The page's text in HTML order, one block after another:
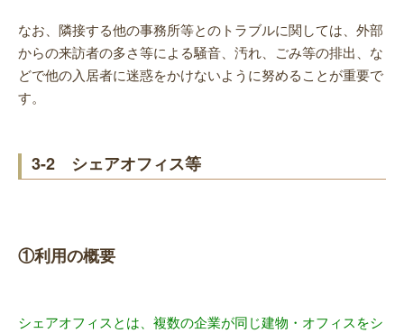
なお、隣接する他の事務所等とのトラブルに関しては、外部
からの来訪者の多さ等による騒音、汚れ、ごみ等の排出、な
どで他の入居者に迷惑をかけないように努めることが重要で
す。
3-2 シェアオフィス等
①利用の概要
シェアオフィスとは、複数の企業が同じ建物・オフィスをシ